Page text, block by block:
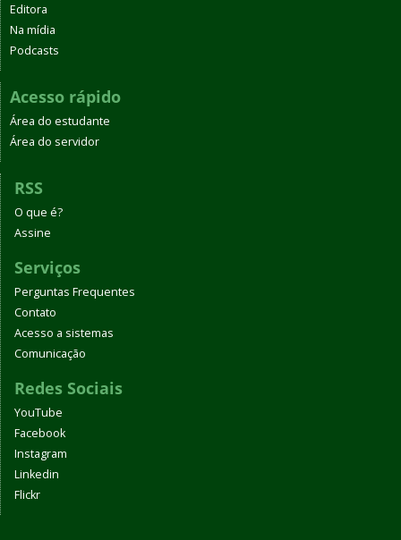
Editora
Na mídia
Podcasts
Acesso rápido
Área do estudante
Área do servidor
RSS
O que é?
Assine
Serviços
Perguntas Frequentes
Contato
Acesso a sistemas
Comunicação
Redes Sociais
YouTube
Facebook
Instagram
Linkedin
Flickr